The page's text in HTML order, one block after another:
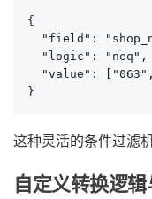
{
"field":
  "logic": "neq",
"value":
}
这种灵活的条件过滤
自定义转换逻